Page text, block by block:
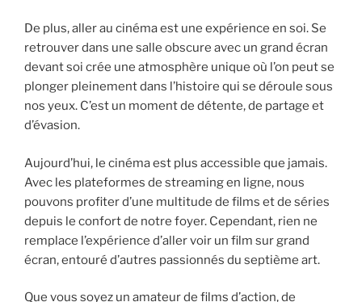
De plus, aller au cinéma est une expérience en soi. Se
retrouver dans une salle obscure avec un grand écran
devant soi crée une atmosphère unique où l’on peut se
plonger pleinement dans l’histoire qui se déroule sous
nos yeux. C’est un moment de détente, de partage et
d’évasion.
Aujourd’hui, le cinéma est plus accessible que jamais.
Avec les plateformes de streaming en ligne, nous
pouvons profiter d’une multitude de films et de séries
depuis le confort de notre foyer. Cependant, rien ne
remplace l’expérience d’aller voir un film sur grand
écran, entouré d’autres passionnés du septième art.
Que vous soyez un amateur de films d’action, de